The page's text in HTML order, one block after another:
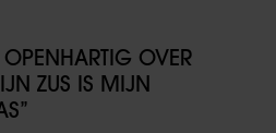
OVER
ZUS IS MIJN